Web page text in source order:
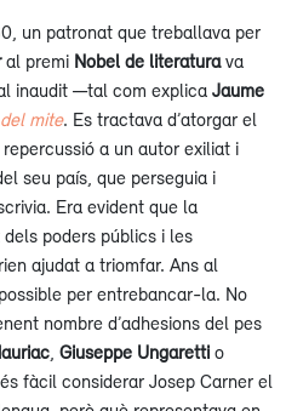
un patronat que treballava per
al premi Nobel de literaturava
inaudit —tal com explica Jaume
mite. Es tractava d’atorgar el
a un autor exiliat i
seu país, que perseguia i
Era evident que la
poders públics i les
ajudat a triomfar. Ans al
per entrebancar-la. No
nombre d’adhesions del pes
Giuseppe Ungaretti o
fàcil considerar Josep Carner el